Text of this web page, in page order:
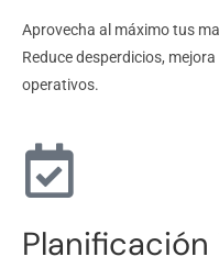
Aprovecha al máximo tus
Reduce desperdicios,
operativos.